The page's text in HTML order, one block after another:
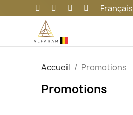
Français
Accueil Promotions
Promotions